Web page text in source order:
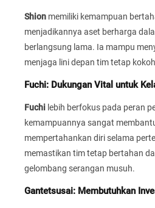
Shion memiliki kemampuan
menjadikannya aset berharga
berlangsung lama. Ia mampu
menjaga lini depan tim tetap
Fuchi: Dukungan Vital untuk
Fuchi lebih berfokus pada peran
kemampuannya sangat
mempertahankan diri selama
memastikan tim tetap bertahan
gelombang serangan musuh.
Gantetsusai: Membutuhkan